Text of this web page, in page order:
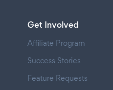
Get Involved
Affiliate Program
Success Stories
Feature Requests